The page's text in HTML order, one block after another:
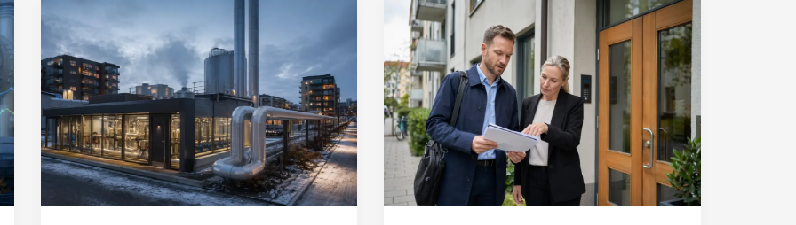
Fjärrvärmepriser
och
skuldsättning:
Strategier
för
fastighetsägare
och
BRF
Nya
regler
för
andrahandsuthyrning:
så
påverkas
fastighetsägare
och
BRF